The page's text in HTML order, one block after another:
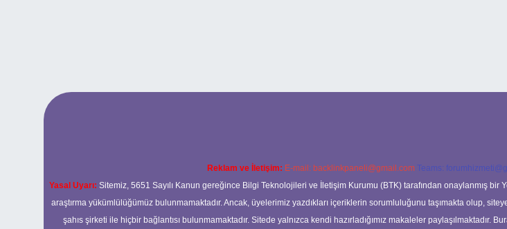
Reklam ve İletişim: E-mail: backlinkpaneli@gmail.com Teams:
Yasal Uyarı: Sitemiz, 5651 Sayılı Kanun gereğince Bilgi Teknolojileri ve İletişim Kurumu (BTK) tarafından onaylanmış
araştırma yükümlülüğümüz bulunmamaktadır. Ancak, üyelerimiz yazdıkları içeriklerin sorumluluğunu taşımakta olup,
şahıs şirketi ile hiçbir bağlantısı bulunmamaktadır. Sitede yalnızca kendi hazırladığımız makaleler